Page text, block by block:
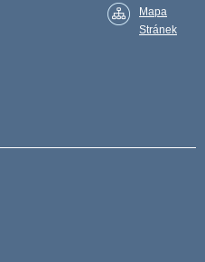
Mapa
Stránek